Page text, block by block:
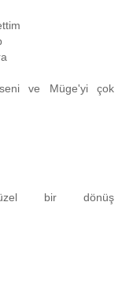
ve Müge'yi çok
güzel bir dönüş